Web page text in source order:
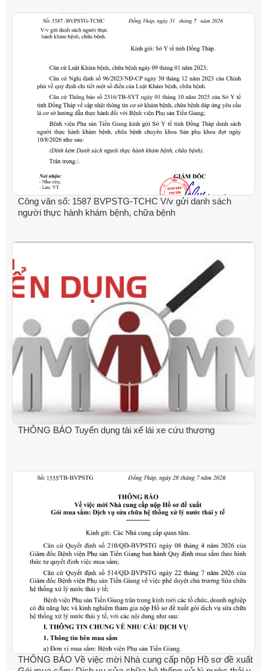
Công văn số: 1587 BVPSTG-TCHC V/v gửi danh sách
người thực hành khám bệnh, chữa bệnh
THÔNG BÁO Tuyển dụng tài xế lái xe cứu thương
THÔNG BÁO Về việc mời Nhà cung cấp nộp Hồ sơ đề xuất